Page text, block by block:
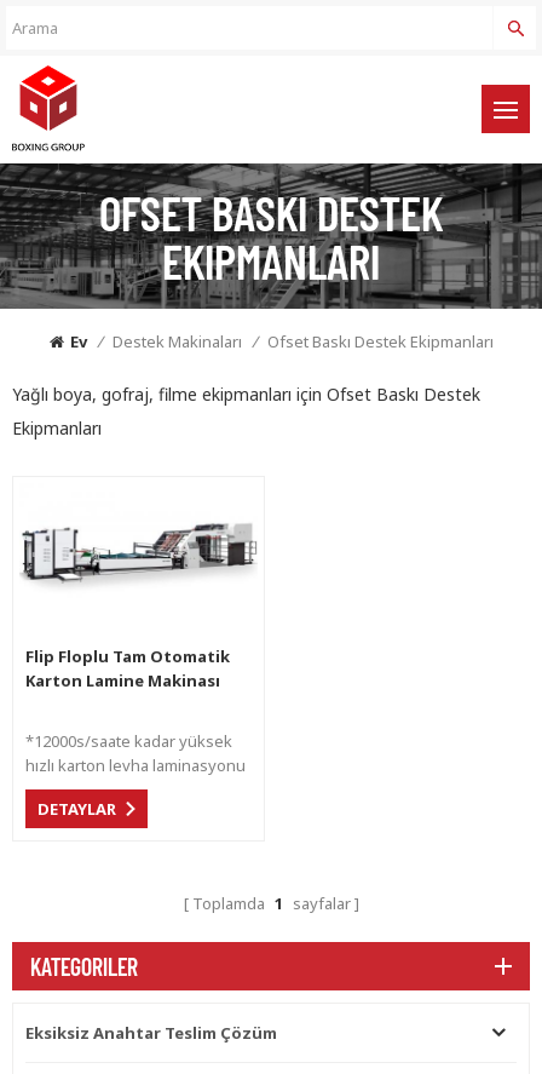
OFSET BASKI DESTEK
EKIPMANLARI
Ev / Destek Makinaları / Ofset Baskı Destek Ekipmanları
Yağlı boya, gofraj, filme ekipmanları için Ofset Baskı Destek
Ekipmanları
Flip Floplu Tam Otomatik
Karton Lamine Makinası
*12000s/saate kadar yüksek
hızlı karton levha laminasyonu
*Tam otomatik servo sistem
kontrolü * 300GSM kağıda
ücretlendirme sistemi *
azaltmak için flip flop *
Seçenek için oluklu hatlı satır
DETAYLAR
Toplamda 1 sayfalar
KATEGORILER
Eksiksiz Anahtar Teslim Çözüm